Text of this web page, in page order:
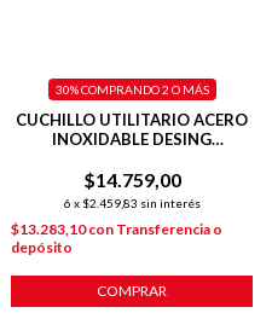
CUCHILLO UTILITARIO ACERO
INOXIDABLE DESING
$14.759,00
6 x $2.459,83 sin interés
30%COMPRANDO 2 O MÁS
$13.283,10con Transferencia o
depósito
COMPRAR